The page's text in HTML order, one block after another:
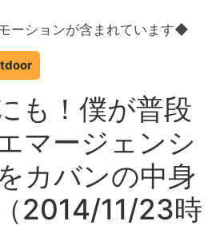
ーションが含まれています◆
も！僕が普段
マージェンシ
カバンの中身
2014/11/23時